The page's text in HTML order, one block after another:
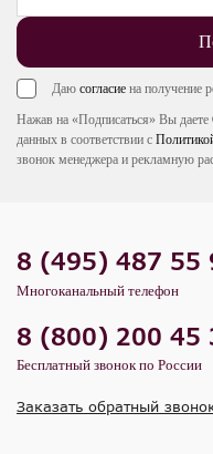
Даю согласие на получение
Нажав на «Подписаться» Вы даете
данных в соответствии с
звонок менеджера и рекламную
8 (495) 487 55
Многоканальный телефон
8 (800) 200 45
Бесплатный звонок по России
Заказать обратный